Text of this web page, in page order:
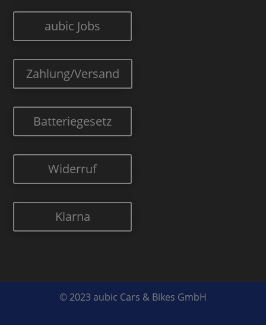
aubic Jobs
Zahlung/Versand
Batteriegesetz
Widerruf
Klarna
© 2023 aubic Cars & Bikes GmbH